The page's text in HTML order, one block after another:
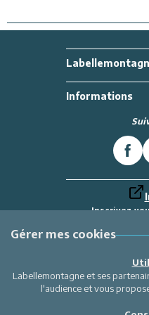
*No pets allowed. Non smoking
OUR ADVICE: Free access to the
your next holidays with your
Additional services:
- Booking with discount of your
- Loan of bed for baby and high
Informations
Inscrivez-
Gérer mes cookies
Labellemontagne et ses
l'audience et vous